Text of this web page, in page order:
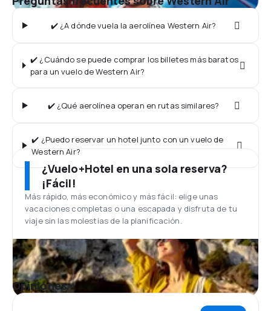
✔️ ¿A dónde vuela la aerolínea Western Air?
✔️ ¿Cuándo se puede comprar los billetes más baratos
para un vuelo de Western Air?
✔️ ¿Qué aerolínea operan en rutas similares?
✔️ ¿Puedo reservar un hotel junto con un vuelo de
Western Air?
¿Vuelo+Hotel en una sola reserva?
¡Fácil!
Más rápido, más económico y más fácil: elige unas
vacaciones completas o una escapada y disfruta de tu
viaje sin las molestias de la planificación.
Opiniones